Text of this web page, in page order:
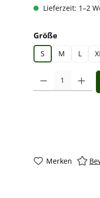
Lieferzeit: 1–2
Größeauswählen
S M L
Produkt Anzahl:
Merken